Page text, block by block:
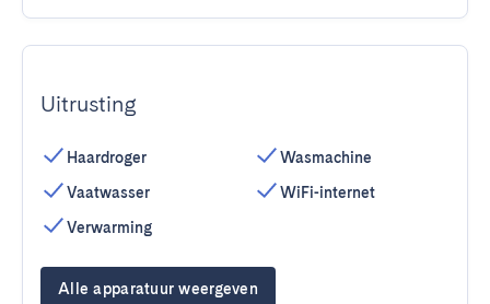
Uitrusting
Haardroger
Vaatwasser
Verwarming
Wasmachine
WiFi-internet
Alle apparatuur weergeven